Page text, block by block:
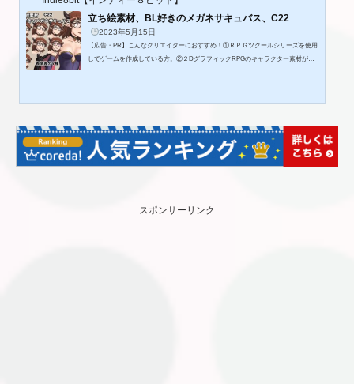
立ち絵素材、BL好きのメガネサキュバス、C22
2023年5月15日
【広告・PR】こんなクリエイターにおすすめ！①ＲＰＧツクールシリーズを使用
してゲームを作成している方。②２DグラフィックRPGのキャラクター素材が必
144サイズ(576×288px)■エネミーサイズ PNG画像FV用:1枚 SV用:1枚■レイヤー分
け...
スポンサーリンク